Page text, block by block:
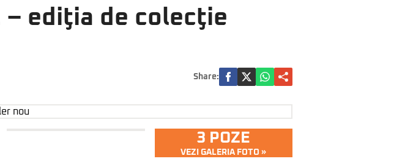
– ediţia de colecţie
Share:
3 POZE
VEZI GALERIA FOTO »